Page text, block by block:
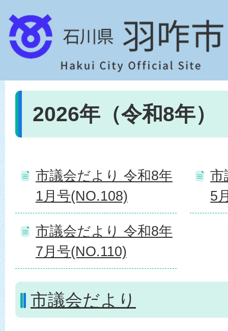
2026年（令和8年）
市議会だより 令和8年
1月号(NO.108)
市
5
市議会だより 令和8年
7月号(NO.110)
市議会だより